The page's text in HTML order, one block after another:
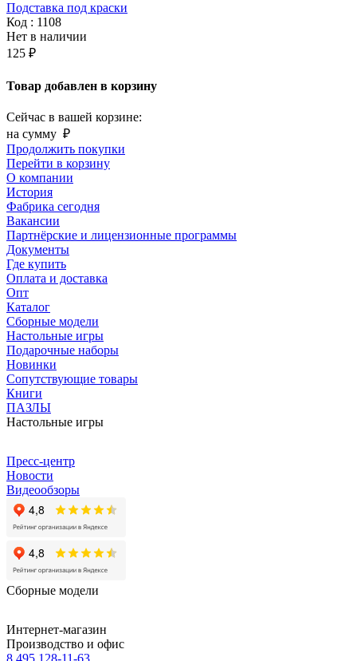
Подставка под краски
Код : 1108
Нет в наличии
125 ₽
Товар добавлен в корзину
Сейчас в вашей корзине:
на сумму ₽
Продолжить покупки
Перейти в корзину
О компании
История
Фабрика сегодня
Вакансии
Партнёрские и лицензионные программы
Документы
Где купить
Оплата и доставка
Опт
Каталог
Сборные модели
Настольные игры
Подарочные наборы
Новинки
Сопутствующие товары
Книги
ПАЗЛЫ
Настольные игры
Пресс-центр
Новости
Видеообзоры
Сборные модели
Интернет-магазин
Производство и офис
8 495 128-11-63